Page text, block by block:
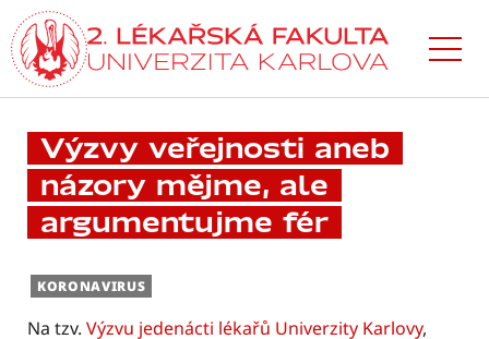
Přejít
k hlavnímu
obsahu
Výzvy veřejnosti aneb
názory mějme, ale
argumentujme fér
KORONAVIRUS
Na tzv. Výzvu jedenácti lékařů Univerzity Karlovy,